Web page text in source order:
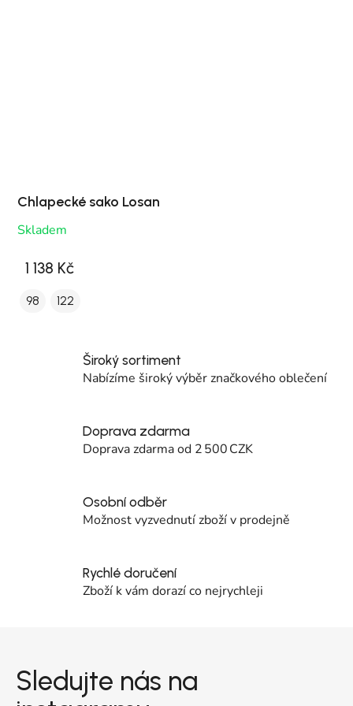
Chlapecké sako Losan
Skladem
1 138 Kč
98 122
Široký sortiment
Nabízíme široký výběr značkového oblečení
Doprava zdarma
Doprava zdarma od 2 500 CZK
Osobní odběr
Možnost vyzvednutí zboží v prodejně
Rychlé doručení
Zboží k vám dorazí co nejrychleji
Sledujte nás na